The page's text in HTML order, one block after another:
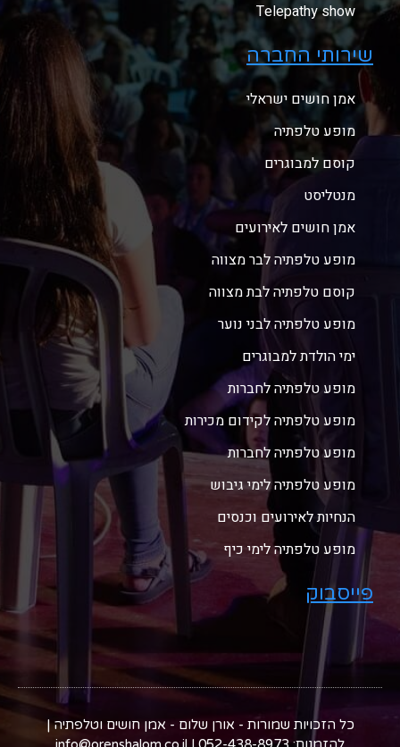
Telepathy show
שירותי החברה
אמן חושים ישראלי
מופע טלפתיה
קוסם למבוגרים
מנטליסט
אמן חושים לאירועים
מופע טלפתיה לבר מצווה
קוסם טלפתיה לבת מצווה
מופע טלפתיה לבני נוער
ימי הולדת למבוגרים
מופע טלפתיה לחברות
מופע טלפתיה לקידום מכירות
מופע טלפתיה לחברות
מופע טלפתיה לימי גיבוש
הנחיות לאירועים וכנסים
מופע טלפתיה לימי כיף
פייסבוק
כל הזכויות שמורות - אורן שלום - אמן חושים וטלפתיה |